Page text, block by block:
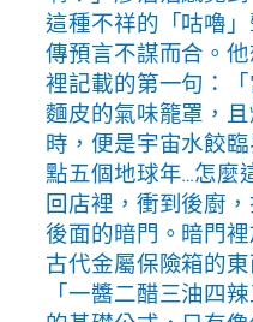
這種不祥的「咕嚕
傳預言不謀而合。
裡記載的第一句：
麵皮的氣味籠罩，
時，便是宇宙水餃
點五個地球年…怎麼
回店裡，衝到後廚
後面的暗門。暗門
古代金屬保險箱的
「一醬二醋三油四